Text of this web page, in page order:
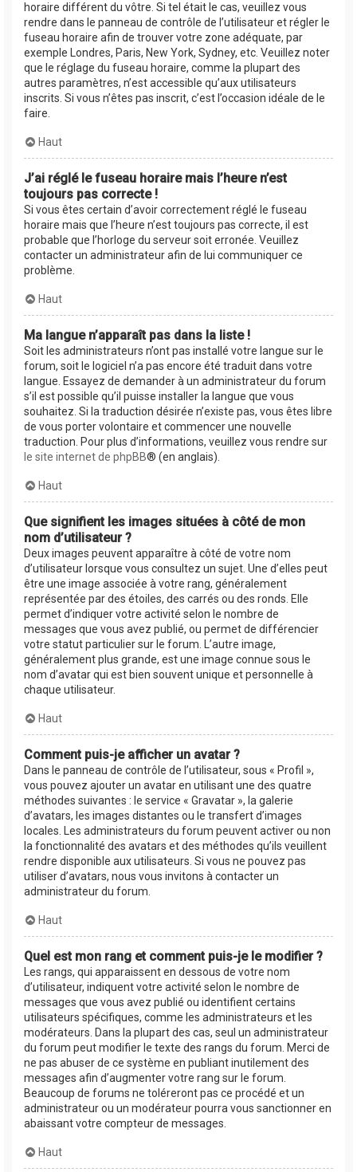
horaire différent du vôtre. Si tel était le cas, veuillez vous
rendre dans le panneau de contrôle de l’utilisateur et régler le
fuseau horaire afin de trouver votre zone adéquate, par
exemple Londres, Paris, New York, Sydney, etc. Veuillez noter
que le réglage du fuseau horaire, comme la plupart des
autres paramètres, n’est accessible qu’aux utilisateurs
inscrits. Si vous n’êtes pas inscrit, c’est l’occasion idéale de le
faire.
Haut
J’ai réglé le fuseau horaire mais l’heure n’est
toujours pas correcte !
Si vous êtes certain d’avoir correctement réglé le fuseau
horaire mais que l’heure n’est toujours pas correcte, il est
probable que l’horloge du serveur soit erronée. Veuillez
contacter un administrateur afin de lui communiquer ce
problème.
Haut
Ma langue n’apparaît pas dans la liste !
Soit les administrateurs n’ont pas installé votre langue sur le
forum, soit le logiciel n’a pas encore été traduit dans votre
langue. Essayez de demander à un administrateur du forum
s’il est possible qu’il puisse installer la langue que vous
souhaitez. Si la traduction désirée n’existe pas, vous êtes libre
de vous porter volontaire et commencer une nouvelle
traduction. Pour plus d’informations, veuillez vous rendre sur
le site internet de phpBB® (en anglais).
Haut
Que signifient les images situées à côté de mon
nom d’utilisateur ?
Deux images peuvent apparaître à côté de votre nom
d’utilisateur lorsque vous consultez un sujet. Une d’elles peut
être une image associée à votre rang, généralement
représentée par des étoiles, des carrés ou des ronds. Elle
permet d’indiquer votre activité selon le nombre de
messages que vous avez publié, ou permet de différencier
votre statut particulier sur le forum. L’autre image,
généralement plus grande, est une image connue sous le
nom d’avatar qui est bien souvent unique et personnelle à
chaque utilisateur.
Haut
Comment puis-je afficher un avatar ?
Dans le panneau de contrôle de l’utilisateur, sous « Profil »,
vous pouvez ajouter un avatar en utilisant une des quatre
méthodes suivantes : le service « Gravatar », la galerie
d’avatars, les images distantes ou le transfert d’images
locales. Les administrateurs du forum peuvent activer ou non
la fonctionnalité des avatars et des méthodes qu’ils veuillent
rendre disponible aux utilisateurs. Si vous ne pouvez pas
utiliser d’avatars, nous vous invitons à contacter un
administrateur du forum.
Haut
Quel est mon rang et comment puis-je le modifier ?
Les rangs, qui apparaissent en dessous de votre nom
d’utilisateur, indiquent votre activité selon le nombre de
messages que vous avez publié ou identifient certains
utilisateurs spécifiques, comme les administrateurs et les
modérateurs. Dans la plupart des cas, seul un administrateur
du forum peut modifier le texte des rangs du forum. Merci de
ne pas abuser de ce système en publiant inutilement des
messages afin d’augmenter votre rang sur le forum.
Beaucoup de forums ne toléreront pas ce procédé et un
administrateur ou un modérateur pourra vous sanctionner en
abaissant votre compteur de messages.
Haut